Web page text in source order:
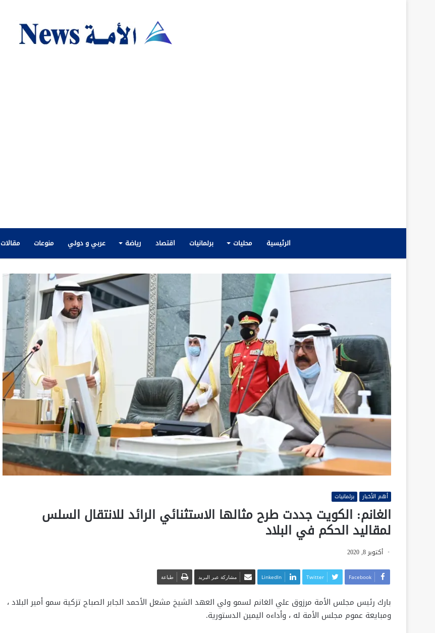
الرئيسية محليات برلمانيات اقتصاد رياضة عربي و دولي منوعات مقالات
أهم الأخبار برلمانيات
الغانم: الكويت جددت طرح مثالها الاستثنائي الرائد للانتقال السلس
لمقاليد الحكم في البلاد
أكتوبر 8, 2020
Facebook
Twitter
LinkedIn مشاركة عبر البريد طباعة
بارك رئيس مجلس الأمة مرزوق علي الغانم لسمو ولي العهد الشيخ مشعل الأحمد الجابر الصباح تزكية سمو أمير البلاد ،
ومبايعة عموم مجلس الأمة له ، وأداءه اليمين الدستورية.